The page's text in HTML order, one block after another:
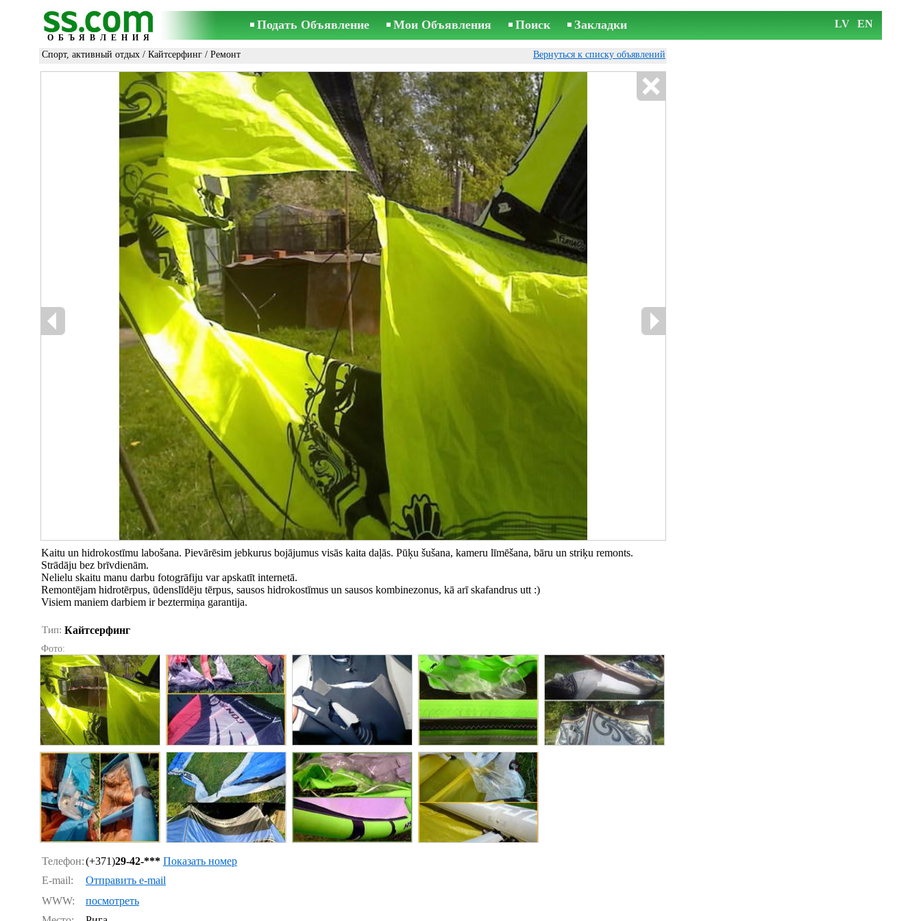
ОБЪЯВЛЕНИЯ
Подать Объявление Мои Объявления Поиск Закладки LV EN
Спорт, активный отдых / Кайтсерфинг / Ремонт Вернуться к списку объявлений
Kaitu un hidrokostīmu labošana. Pievārēsim jebkurus bojājumus visās kaita daļās. Pūķu šušana, kameru līmēšana, bāru un striķu remonts.
Strādāju bez brīvdienām.
Nelielu skaitu manu darbu fotogrāfiju var apskatīt internetā.
Remontējam hidrotērpus, ūdenslīdēju tērpus, sausos hidrokostīmus un sausos kombinezonus, kā arī skafandrus utt :)
Visiem maniem darbiem ir beztermiņa garantija.
Тип: Кайтсерфинг
Фото:
Телефон:(+371)29-42-*** Показать номер
E-mail:
Отправить e-mail
WWW:
посмотреть